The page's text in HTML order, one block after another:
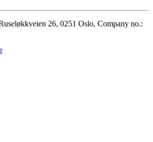
26, 0251 Oslo, Company no.: